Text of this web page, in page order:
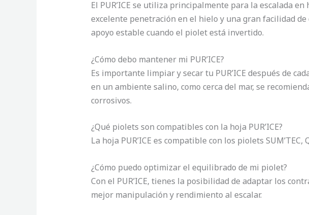
El PUR’ICE se utiliza principalmente para la escalada
excelente penetración en el hielo y una gran facilidad
apoyo estable cuando el piolet está invertido.
¿Cómo debo mantener mi PUR’ICE?
Es importante limpiar y secar tu PUR’ICE después de
en un ambiente salino, como cerca del mar, se
corrosivos.
¿Qué piolets son compatibles con la hoja PUR’ICE?
La hoja PUR’ICE es compatible con los piolets SUM’TEC,
¿Cómo puedo optimizar el equilibrado de mi piolet?
Con el PUR’ICE, tienes la posibilidad de adaptar los
mejor manipulación y rendimiento al escalar.